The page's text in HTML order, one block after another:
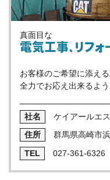
真面目な
電気工事、リフ
お客様のご希望に添え
全力でお応え出来るよ
ケイアールエ
群馬県高崎市
027-361-6326